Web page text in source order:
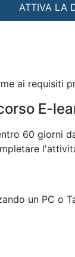
ATTIVA LA
ai requisiti
E-
60 giorni
un PC o